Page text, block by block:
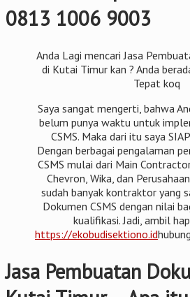
0813 1006 9003
Anda Lagi mencari Jasa
di Kutai Timur kan ? Anda
Tepat koq
Saya sangat mengerti, bahwa
belum punya waktu untuk
CSMS. Maka dari itu saya
Dengan berbagai pengalaman
CSMS mulai dari Main
Chevron, Wika, dan
sudah banyak kontraktor yang
Dokumen CSMS dengan nilai
kualifikasi. Jadi, ambil
https://ekobudisektiono.id
Jasa Pembuatan